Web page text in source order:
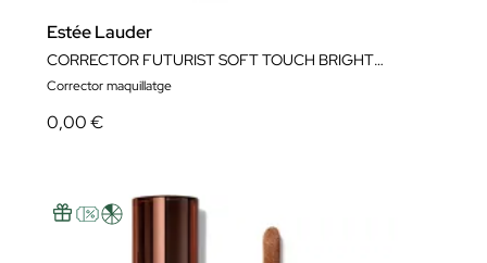
Estée Lauder
CORRECTOR FUTURIST SOFT TOUCH BRIGHTENING SKINCEALER CONCEALE
Corrector maquillatge
0,00 €